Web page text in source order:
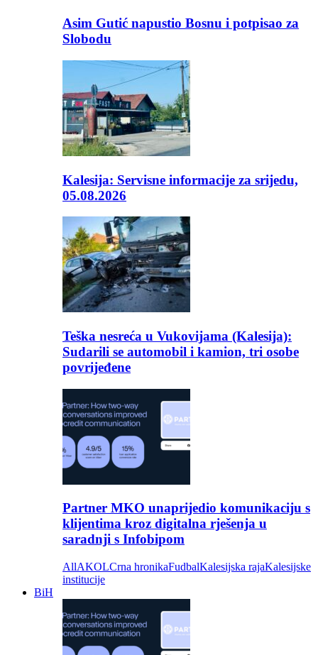
Asim Gutić napustio Bosnu i potpisao za
Slobodu
Kalesija: Servisne informacije za srijedu,
05.08.2026
Teška nesreća u Vukovijama (Kalesija):
Sudarili se automobil i kamion, tri osobe
povrijeđene
Partner MKO unaprijedio komunikaciju s
klijentima kroz digitalna rješenja u
saradnji s Infobipom
AllAKOLCrna hronikaFudbalKalesijska rajaKalesijske
institucije
BiH